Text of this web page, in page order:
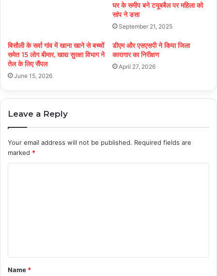
घर के समीप बने टयूबबैल पर महिला को
सांप ने डसा
September 21, 2025
बिसौली के सर्वा गांव में खाना खाने से बच्चों
समेत 15 लोग बीमार, खाद्य सुरक्षा विभाग ने
तेल के लिए सैंपल
June 15, 2026
डीएम और एसएसपी ने किया जिला
कारागार का निरीक्षण
April 27, 2026
Leave a Reply
Your email address will not be published. Required fields are
marked *
t
*
Name *